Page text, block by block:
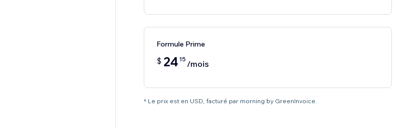
Formule Prime
$ 24 15 /mois
* Le prix est en USD, facturé par morning by GreenInvoice.